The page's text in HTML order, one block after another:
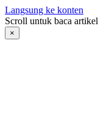
Langsung ke konten
Scroll untuk baca artikel
×